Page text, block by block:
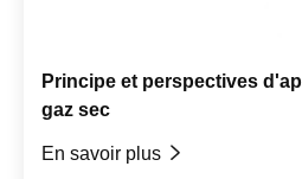
Principe et perspectives
gaz sec
En savoir plus 